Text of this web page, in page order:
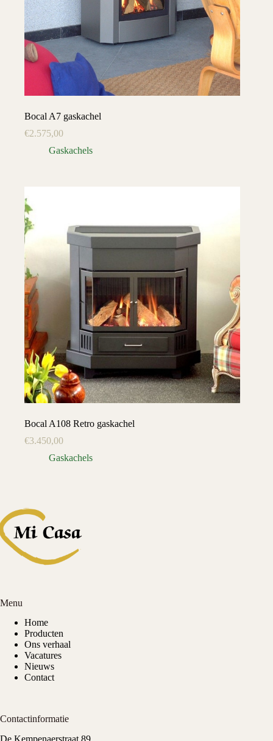
Bocal A7 gaskachel
€2.575,00
Gaskachels
Bocal A108 Retro gaskachel
€3.450,00
Gaskachels
Menu
Home
Producten
Ons verhaal
Vacatures
Nieuws
Contact
Contactinformatie